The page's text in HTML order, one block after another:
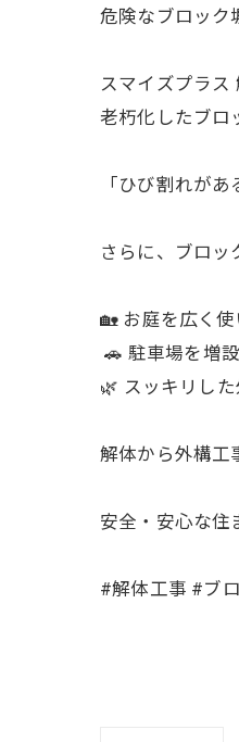
危険なブロック
スマイズプラス
老朽化したブロ
「ひび割れが
さらに、ブロッ
🏡 お庭を広く使
🚗 駐車場を増
⁡🌿 スッキリし
解体から外構工
安全・安心な住
#解体工事 #ブ